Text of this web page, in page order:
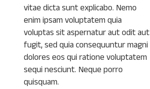
vitae dicta sunt explicabo. Nemo
enim ipsam voluptatem quia
voluptas sit aspernatur aut odit aut
fugit, sed quia consequuntur magni
dolores eos qui ratione voluptatem
sequi nesciunt. Neque porro
quisquam.